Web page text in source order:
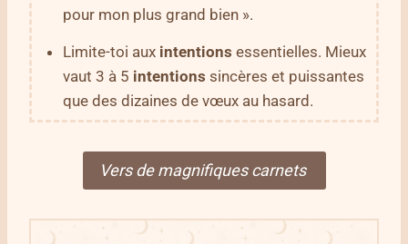
pour mon plus grand bien ».
Limite-toi aux intentions essentielles. Mieux
vaut 3 à 5 intentions sincères et puissantes
que des dizaines de vœux au hasard.
Vers de magnifiques carnets